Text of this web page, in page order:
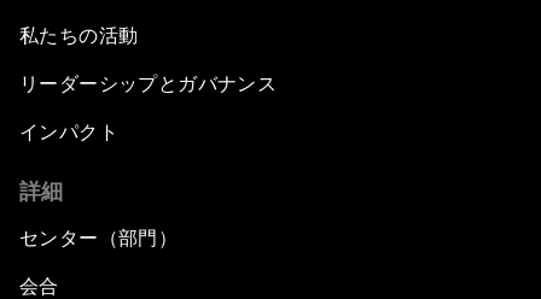
私たちの活動
リーダーシップとガバナンス
インパクト
詳細
センター（部門）
会合